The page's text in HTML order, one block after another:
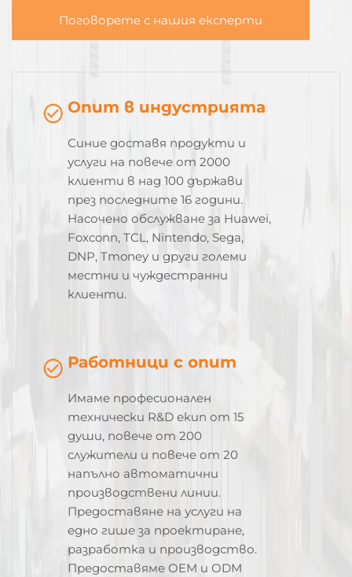
Поговорете с нашия експерти
Опит в индустрията
Синие доставя продукти и
услуги на повече от 2000
клиенти в над 100 държави
през последните 16 години.
Насочено обслужване за Huawei,
Foxconn, TCL, Nintendo, Sega,
DNP, Tmoney и други големи
местни и чуждестранни
клиенти.
Работници с опит
Имаме професионален
технически R&D екип от 15
души, повече от 200
служители и повече от 20
напълно автоматични
производствени линии.
Предоставяне на услуги на
едно гише за проектиране,
разработка и производство.
Предоставяме OEM и ODM